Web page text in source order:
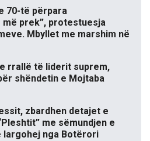
70-të përpara
prek”, protestuesja
Mbyllet me marshim në
rrallë të liderit suprem,
shëndetin e Mojtaba
zbardhen detajet e
me sëmundjen e
largohej nga Botërori